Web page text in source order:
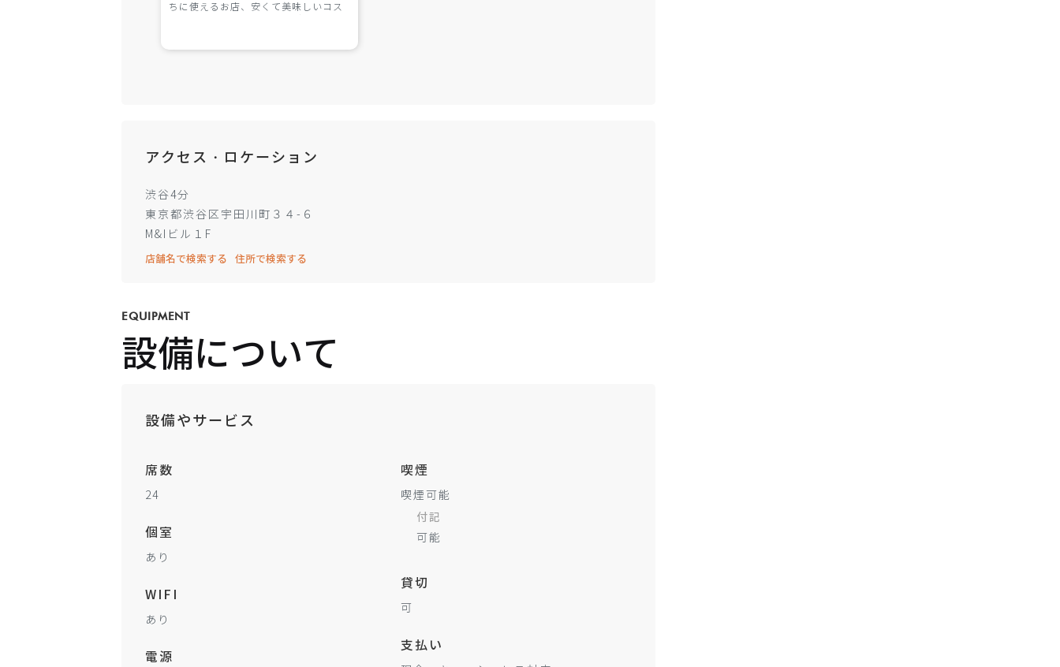
様々な店舗をご紹介！
ちに使えるお店、安くて美味しいコス
アクセス・ロケーション
渋谷4分
東京都渋谷区宇田川町３４-６
M&Iビル１F
店舗名で検索する
住所で検索する
EQUIPMENT
設備について
設備やサービス
席数
24
個室
あり
WIFI
あり
電源
喫煙
喫煙可能
付記
可能
貸切
可
支払い